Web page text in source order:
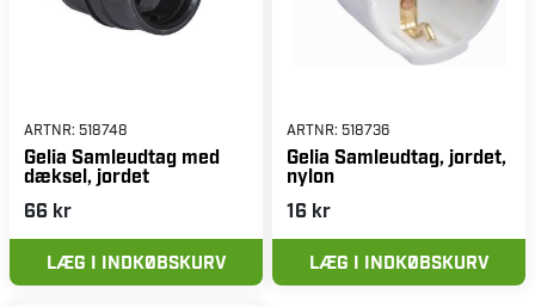
ARTNR: 518748
Gelia Samleudtag med
dæksel, jordet
66 kr
LÆG I INDKØBSKURV
ARTNR: 518736
Gelia Samleudtag, jordet,
nylon
16 kr
LÆG I INDKØBSKURV